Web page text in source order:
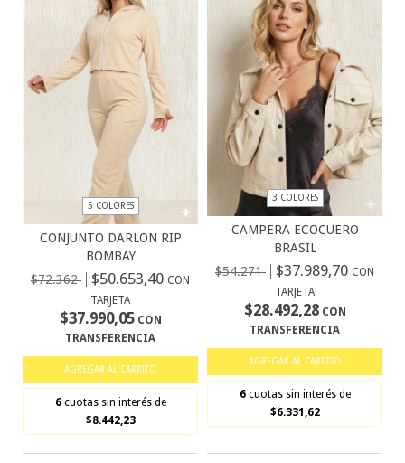
5 COLORES
CONJUNTO DARLON RIP
BOMBAY
$72.362
$50.653,40 CON
TARJETA
$37.990,05CON
TRANSFERENCIA
AGREGAR AL CARRITO
6 cuotas sin interés de
$8.442,23
3 COLORES
CAMPERA ECOCUERO
BRASIL
$54.271
$37.989,70 CON
TARJETA
$28.492,28CON
TRANSFERENCIA
AGREGAR AL CARRITO
6 cuotas sin interés de
$6.331,62